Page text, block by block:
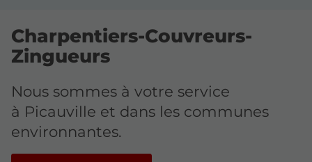
Charpentiers-Couvreurs-
Zingueurs
Nous sommes à votre service
à Picauville et dans les communes
environnantes.